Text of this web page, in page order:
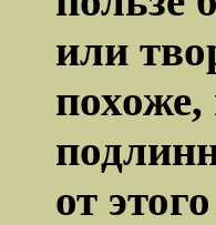
или
от